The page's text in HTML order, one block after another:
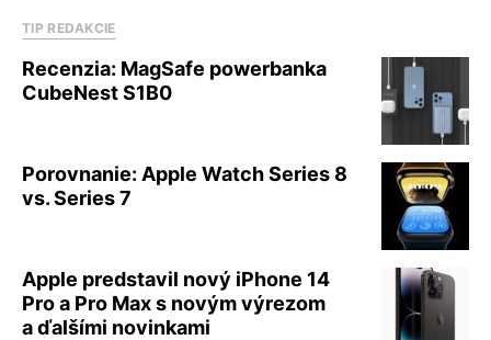
TIP REDAKCIE
Recenzia: MagSafe powerbanka
CubeNest S1B0
Porovnanie: Apple Watch Series 8
vs. Series 7
Apple predstavil nový iPhone 14
Pro a Pro Max s novým výrezom
a ďalšími novinkami